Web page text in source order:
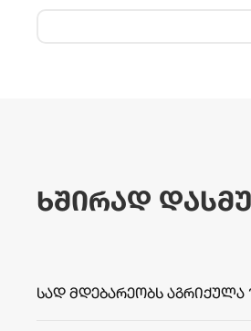
ხშირად
სად მდებარეობს აგრიქულა